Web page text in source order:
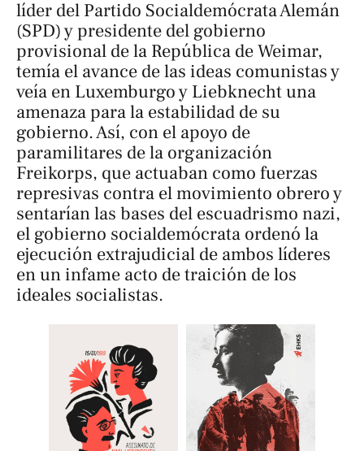
líder del Partido Socialdemócrata Alemán
(SPD) y presidente del gobierno
provisional de la República de Weimar,
temía el avance de las ideas comunistas y
veía en Luxemburgo y Liebknecht una
amenaza para la estabilidad de su
gobierno. Así, con el apoyo de
paramilitares de la organización
Freikorps, que actuaban como fuerzas
represivas contra el movimiento obrero y
sentarían las bases del escuadrismo nazi,
el gobierno socialdemócrata ordenó la
ejecución extrajudicial de ambos líderes
en un infame acto de traición de los
ideales socialistas.